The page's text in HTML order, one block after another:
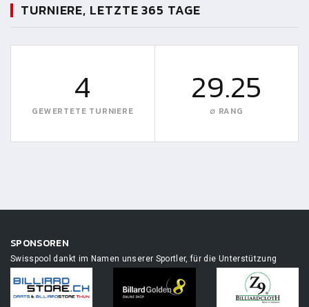
TURNIERE, LETZTE 365 TAGE
4
GEWERTETE TURNIERE
29.25
∅ RANG
SPONSOREN
Swisspool dankt im Namen unserer Sportler, für die Unterstützung